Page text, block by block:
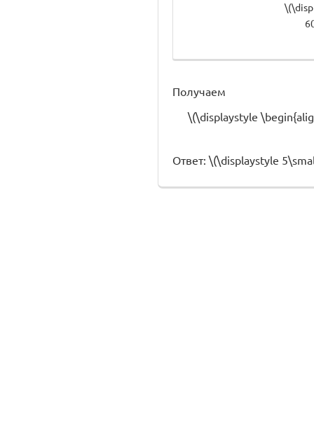
Получаем
\(\displaystyle
Ответ: \(\displaystyle